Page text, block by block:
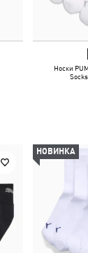
Носки
НОВИНКА